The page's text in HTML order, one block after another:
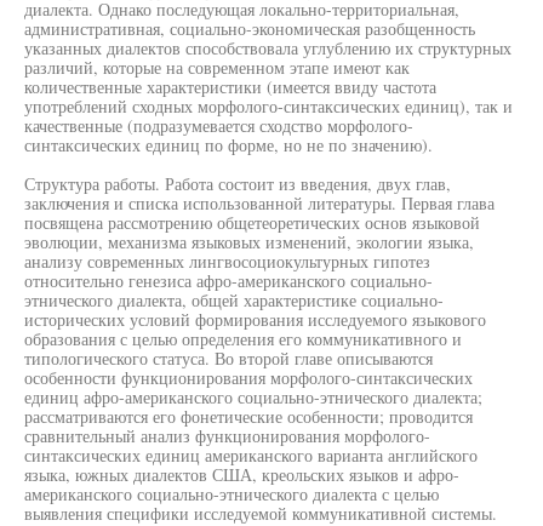
диалекта. Однако последующая локально-территориальная,
административная, социально-экономическая разобщенность
указанных диалектов способствовала углублению их структурных
различий, которые на современном этапе имеют как
количественные характеристики (имеется ввиду частота
употреблений сходных морфолого-синтаксических единиц), так и
качественные (подразумевается сходство морфолого-
синтаксических единиц по форме, но не по значению).
Структура работы. Работа состоит из введения, двух глав,
заключения и списка использованной литературы. Первая глава
посвящена рассмотрению общетеоретических основ языковой
эволюции, механизма языковых изменений, экологии языка,
анализу современных лингвосоциокультурных гипотез
относительно генезиса афро-американского социально-
этнического диалекта, общей характеристике социально-
исторических условий формирования исследуемого языкового
образования с целью определения его коммуникативного и
типологического статуса. Во второй главе описываются
особенности функционирования морфолого-синтаксических
единиц афро-американского социально-этнического диалекта;
рассматриваются его фонетические особенности; проводится
сравнительный анализ функционирования морфолого-
синтаксических единиц американского варианта английского
языка, южных диалектов США, креольских языков и афро-
американского социально-этнического диалекта с целью
выявления специфики исследуемой коммуникативной системы.